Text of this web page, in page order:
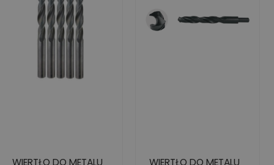
WIERTŁO DO METALU
WIERTŁO DO METALU